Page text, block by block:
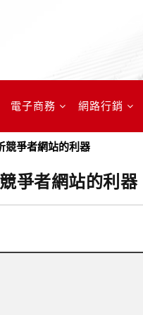
電子商務 網路行銷
競爭者網站的利器
爭者網站的利器